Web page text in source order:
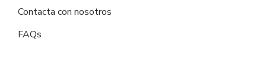
Contacta con nosotros
FAQs